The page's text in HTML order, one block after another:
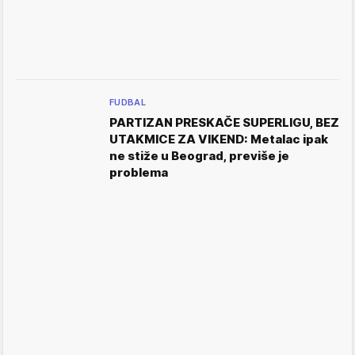
FUDBAL
PARTIZAN PRESKAČE SUPERLIGU, BEZ
UTAKMICE ZA VIKEND: Metalac ipak
ne stiže u Beograd, previše je
problema